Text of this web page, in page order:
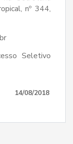
nº 344,
Seletivo
14/08/2018